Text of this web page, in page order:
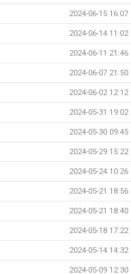
2024-06-15 16:07
2024-06-14 11:02
2024-06-11 21:46
2024-06-07 21:50
2024-06-02 12:12
2024-05-31 19:02
2024-05-30 09:45
2024-05-29 15:22
2024-05-24 10:26
2024-05-21 18:56
2024-05-21 18:40
2024-05-18 17:22
2024-05-14 14:32
2024-05-09 12:30